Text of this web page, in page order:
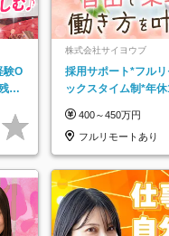
験O
業
株式会社サイヨウブ
採用サポート*フル
ックスタイム制*年
400～450万円
フルリモートあり